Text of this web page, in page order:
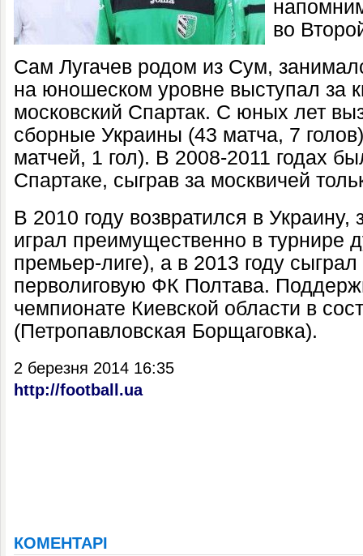
во
Сам Лугачев родом из Сум,
на юношеском уровне выступал за
московский Спартак. С юных лет
сборные Украины (43 матча, 7
матчей, 1 гол). В 2008-2011 годах
Спартаке, сыграв за москвичей
В 2010 году возвратился в Украину,
играл преимущественно в турнире
премьер-лиге), а в 2013 году
перволиговую ФК Полтава.
чемпионате Киевской области в
(Петропавловская Борщаговка).
2 березня 2014 16:35
http://football.ua
КОМЕНТАРІ